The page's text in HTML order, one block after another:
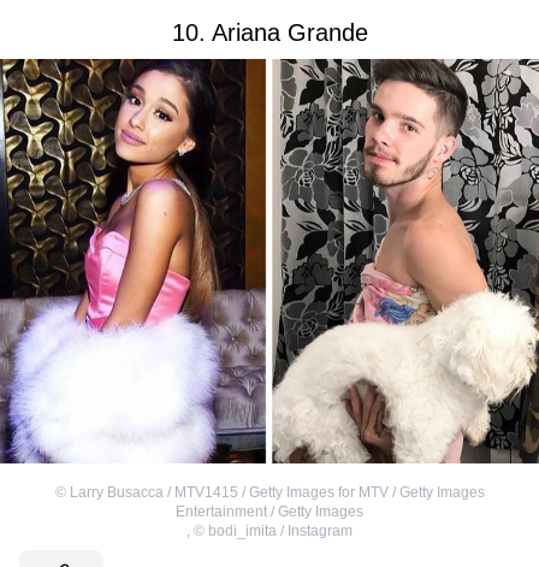
10. Ariana Grande
© Larry Busacca / MTV1415 / Getty Images for MTV / Getty Images
Entertainment / Getty Images
, © bodi_imita / Instagram